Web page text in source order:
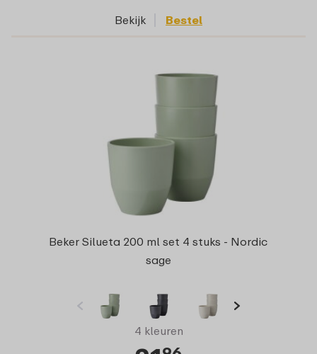
Bekijk Bestel
Beker Silueta 200 ml set 4 stuks - Nordic
sage
4 kleuren